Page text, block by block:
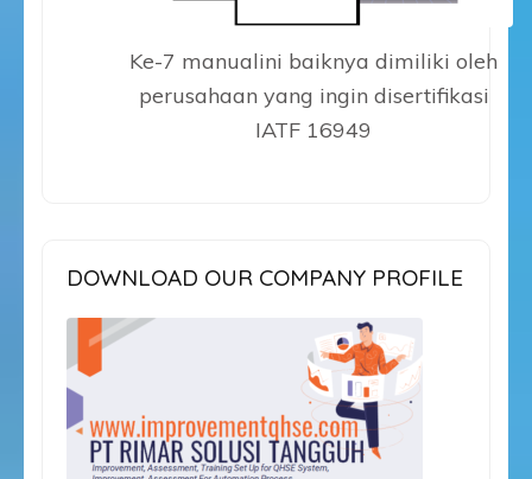
Ke-7 manualini baiknya dimiliki oleh
perusahaan yang ingin disertifikasi
IATF 16949
DOWNLOAD OUR COMPANY PROFILE